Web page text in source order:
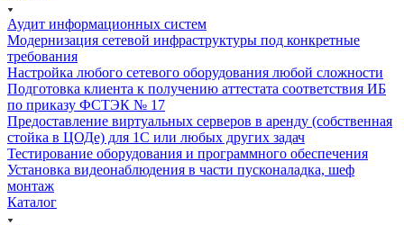
Аудит информационных систем
Модернизация сетевой инфраструктуры под конкретные
требования
Настройка любого сетевого оборудования любой сложности
Подготовка клиента к получению аттестата соответствия ИБ
по приказу ФСТЭК № 17
Предоставление виртуальных серверов в аренду (собственная
стойка в ЦОДе) для 1С или любых других задач
Тестирование оборудования и программного обеспечения
Установка видеонаблюдения в части пусконаладка, шеф
монтаж
Каталог